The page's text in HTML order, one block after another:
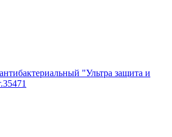
"Ультра защита и